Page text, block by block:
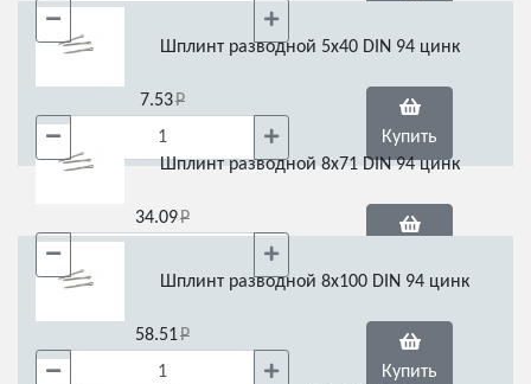
Шплинт разводной 5х40 DIN 94 цинк
7.53
Купить
Шплинт разводной 8х71 DIN 94 цинк
34.09
Шплинт разводной 8х100 DIN 94 цинк
58.51
Купить